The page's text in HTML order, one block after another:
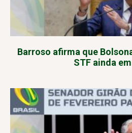
Barroso afirma que
STF ainda